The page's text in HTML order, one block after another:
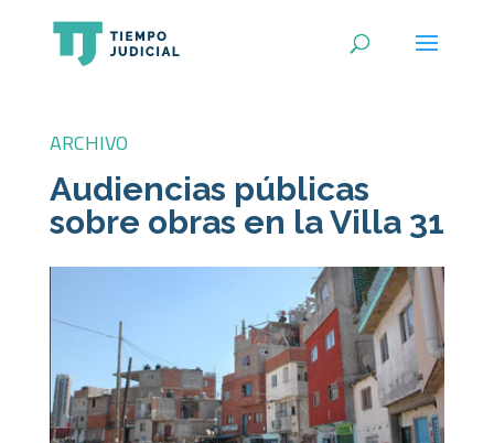
ARCHIVO
Audiencias públicas
sobre obras en la Villa 31